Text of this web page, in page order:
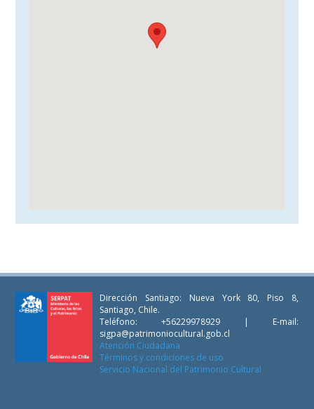
Dirección Santiago: Nueva York 80, Piso 8,
Santiago, Chile.
Teléfono: +56229978929 | E-mail:
sigpa@patrimoniocultural.gob.cl
Atención Ciudadana
Términos y condiciones de uso
Servicio Nacional del Patrimonio Cultural